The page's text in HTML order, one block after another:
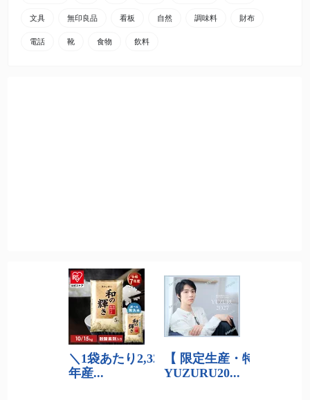
文具 無印良品 看板 自然 調味料 財布
電話 靴 食物 飲料